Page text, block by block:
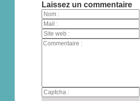
Laissez un commentaire